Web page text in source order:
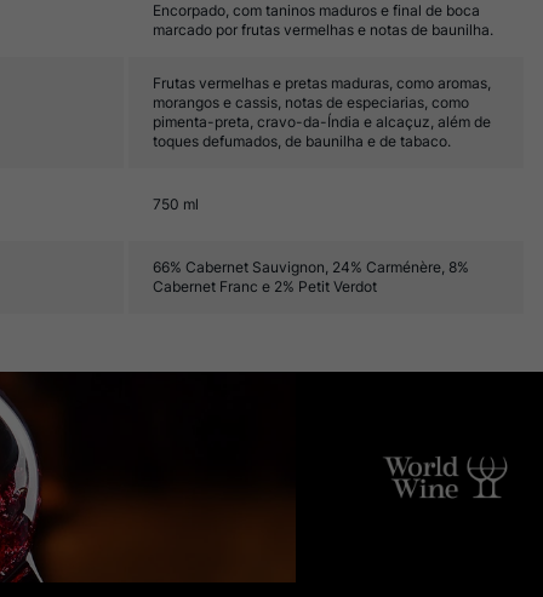
Encorpado, com taninos maduros e final de boca
marcado por frutas vermelhas e notas de baunilha.
Frutas vermelhas e pretas maduras, como aromas,
morangos e cassis, notas de especiarias, como
pimenta-preta, cravo-da-Índia e alcaçuz, além de
toques defumados, de baunilha e de tabaco.
750 ml
66% Cabernet Sauvignon, 24% Carménère, 8%
Cabernet Franc e 2% Petit Verdot